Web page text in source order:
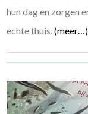
hun dag en zorgen
echte thuis.(meer…)